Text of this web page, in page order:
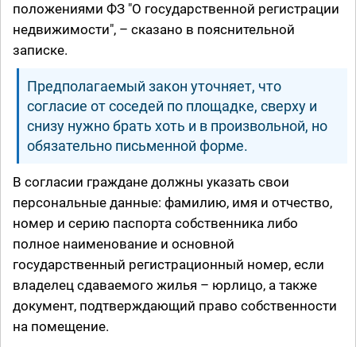
положениями ФЗ "О государственной регистрации
недвижимости", – сказано в пояснительной
записке.
Предполагаемый закон уточняет, что
согласие от соседей по площадке, сверху и
снизу нужно брать хоть и в произвольной, но
обязательно письменной форме.
В согласии граждане должны указать свои
персональные данные: фамилию, имя и отчество,
номер и серию паспорта собственника либо
полное наименование и основной
государственный регистрационный номер, если
владелец сдаваемого жилья – юрлицо, а также
документ, подтверждающий право собственности
на помещение.